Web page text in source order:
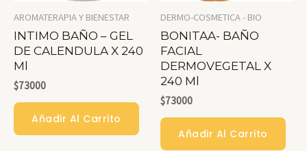
AROMATERAPIA Y BIENESTAR
INTIMO BAÑO – GEL
DE CALENDULA X 240
Ml
$73000
Añadir Al Carrito
DERMO-COSMETICA - BIO
BONITAA- BAÑO
FACIAL
DERMOVEGETAL X
240 Ml
$73000
Añadir Al Carrito